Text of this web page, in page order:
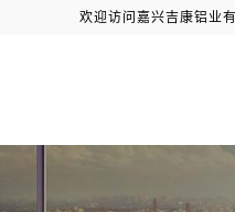
欢迎访问嘉兴吉康铝业有